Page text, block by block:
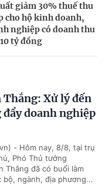
giảm 30% thuế thu
cho hộ kinh doanh,
nghiệp có doanh thu
tỷ đồng
Xử lý đến
doanh nghiệp
- Hôm nay, 8/8, tại trụ
Phó Thủ tướng
Thắng đã có buổi làm
bộ, ngành, địa phương...